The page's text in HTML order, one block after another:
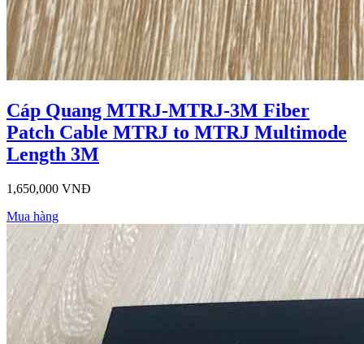
Cáp Quang MTRJ-MTRJ-3M Fiber
Patch Cable MTRJ to MTRJ Multimode
Length 3M
1,650,000 VNĐ
Mua hàng